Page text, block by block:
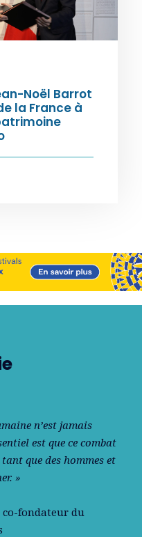
Noël Barrot
la France à
n’est jamais
est que ce combat
que des hommes et
»
co-fondateur du